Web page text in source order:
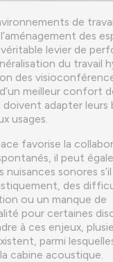
de
des
levier de
du travail
des
meilleur confort
doivent adapter leurs
usages.
favorise la
il peut
nuisances sonores s’il
des
ou un manque de
pour certaines
à ces enjeux,
parmi
cabine acoustique.